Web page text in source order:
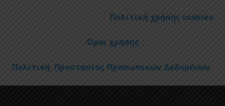
Πολιτική χρήσης cookies
Όροι χρήσης
Πολιτική Προστασίας Προσωπικών Δεδομένων